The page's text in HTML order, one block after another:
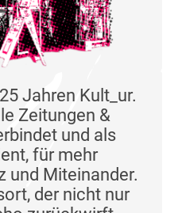
Jahren Kult_ur.
Zeitungen &
und als
für mehr
und Miteinander.
der nicht nur